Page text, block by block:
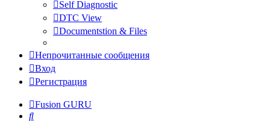
Self Diagnostic
DTC View
Documentstion & Files
Непрочитанные сообщения
Вход
Регистрация
Fusion GURU
Поиск